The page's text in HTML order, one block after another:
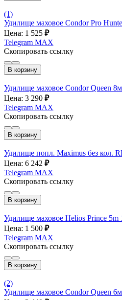
(1)
Удилище маховое Condor Pro
Цена: 1 525 ₽
Telegram MAX
Скопировать ссылку
В корзину
Удилище маховое Condor Queen
Цена: 3 290 ₽
Telegram MAX
Скопировать ссылку
В корзину
Удилище попл. Maximus без кол.
Цена: 6 242 ₽
Telegram MAX
Скопировать ссылку
В корзину
Удилище маховое Helios Prince 5m
Цена: 1 500 ₽
Telegram MAX
Скопировать ссылку
В корзину
(2)
Удилище маховое Condor Queen